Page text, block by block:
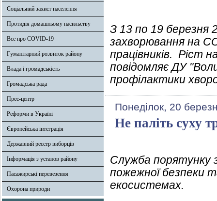
Соціальний захист населення
Протидія домашньому насильству
Все про COVID-19
Гуманітарний розвиток району
Влада і громадськість
Громадська рада
Прес-центр
Реформи в Україні
Європейська інтеграція
Державний реєстр виборців
Інформація з установ району
Пасажирські перевезення
Охорона природи
З 13 по 19 березня
захворювання на
працівників. Ріст
повідомляє ДУ
профілактики
Понеділок, 20
Не паліть суху
Служба порятунку
пожежної безпеки
екосистемах.